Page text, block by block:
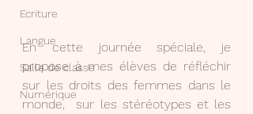
Ecriture
Langue
Salle de classe
Numérique
En cette journée spéciale, je
propose à mes élèves de réfléchir
sur les droits des femmes dans le
monde,  sur les stéréotypes et les